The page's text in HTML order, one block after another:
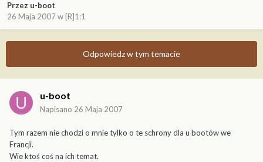
Przez u-boot
26 Maja 2007w [R]1:1
Odpowiedz w tym temacie
u-boot
Napisano 26 Maja 2007
Tym razem nie chodzi o mnie tylko o te schrony dla u bootów we
Francji.
Wie ktoś coś na ich temat.